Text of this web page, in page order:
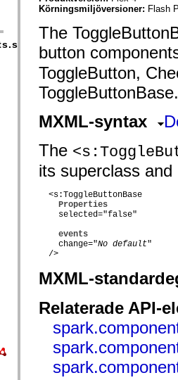
Körningsmiljöversioner: Flash
The
button
ToggleButton,
ToggleButtonBase.
MXML-syntax
The
its superclass
  <s:ToggleButtonBase
Properties
    selected="false"
events
    change="
No default"
  />
MXML-
Relaterade API-